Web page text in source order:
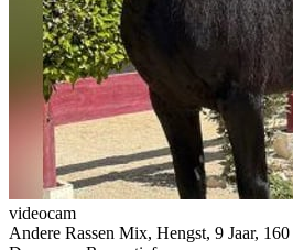
videocam
Andere Rassen Mix, Hengst, 9 Jaar,